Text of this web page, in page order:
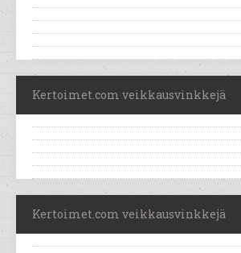
Kertoimet.com veikkausvinkkejä
Kertoimet.com veikkausvinkkejä